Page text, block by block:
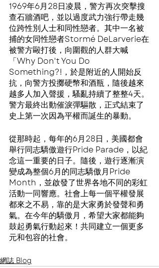
1969年6月28日凌晨，警方再次突擊搜
查石牆酒吧，並以過度武力強行帶走幾
位跨性別人士和同性戀者。其中一名被
捕的女同性戀者Stormé DeLarverie在
被警方毆打後，向圍觀的人群大喊
「Why Don't You Do
Something?!，於是附近的人開始反
抗，向警方投擲硬幣和酒瓶，隨後越來
越多人加入聲援，騷亂持續了整整4天。
警方最終出動催淚彈驅散，正式結束了
史上第一次因為平權而誕生的暴動。
從那時起，每年的6月28日，美國都會
舉行同志驕傲遊行Pride Parade，以紀
念這一重要的日子。隨後，遊行逐漸演
變成為整個6月的同志驕傲月Pride
Month，並啟發了世界各地不同的彩虹
活動一同響應。社會上每一個平權發展
都來之不易，靠的是大家勇於發聲和勇
氣。在今年的驕傲月，希望大家都能夠
鼓起勇氣行動起來！共同建立一個更多
元和包容的社會。
網誌 Blog